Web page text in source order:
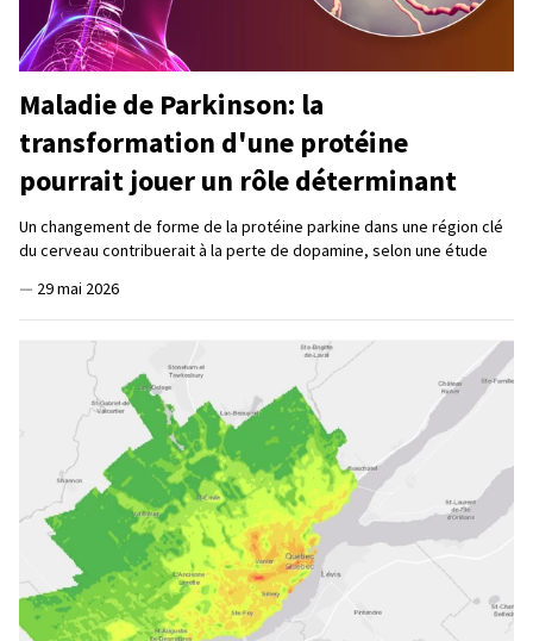
Maladie de Parkinson: la
transformation d'une protéine
pourrait jouer un rôle déterminant
Un changement de forme de la protéine parkine dans une région clé
du cerveau contribuerait à la perte de dopamine, selon une étude
— 29 mai 2026